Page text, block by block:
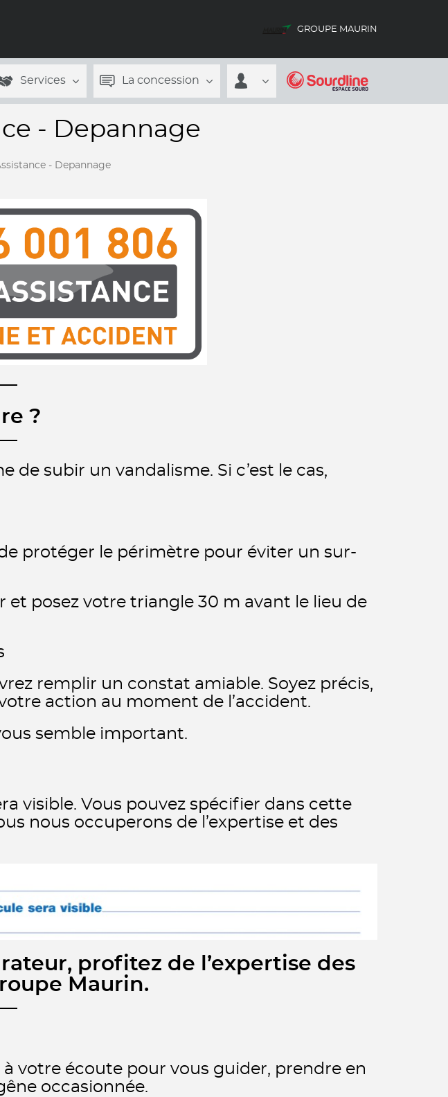
GROUPE MAURIN
Services La concession
- Depannage
- Depannage
?
de subir un vandalisme. Si c’est le cas,
protéger le périmètre pour éviter un sur-
posez votre triangle 30 m avant le lieu de
remplir un constat amiable. Soyez précis,
action au moment de l’accident.
semble important.
visible. Vous pouvez spécifier dans cette
nous occuperons de l’expertise et des
profitez de l’expertise des
Maurin.
à votre écoute pour vous guider, prendre en
occasionnée.